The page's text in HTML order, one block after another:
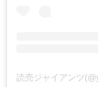
読売ジャイアンツ